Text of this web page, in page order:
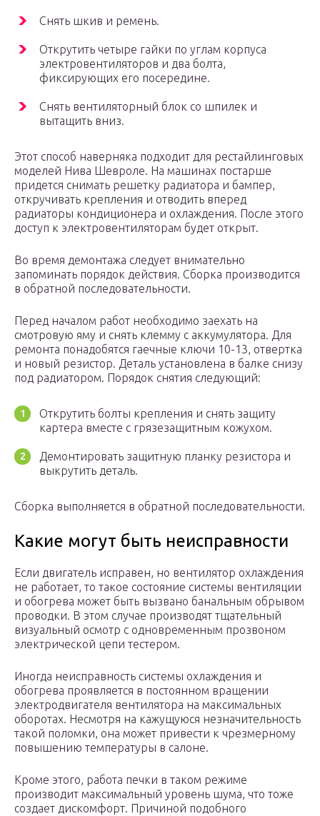
Снять шкив и ремень.
Открутить четыре гайки по углам корпуса
электровентиляторов и два болта,
фиксирующих его посередине.
Снять вентиляторный блок со шпилек и
вытащить вниз.
Этот способ наверняка подходит для рестайлинговых
моделей Нива Шевроле. На машинах постарше
придется снимать решетку радиатора и бампер,
откручивать крепления и отводить вперед
радиаторы кондиционера и охлаждения. После этого
доступ к электровентиляторам будет открыт.
Во время демонтажа следует внимательно
запоминать порядок действия. Сборка производится
в обратной последовательности.
Перед началом работ необходимо заехать на
смотровую яму и снять клемму с аккумулятора. Для
ремонта понадобятся гаечные ключи 10-13, отвертка
и новый резистор. Деталь установлена в балке снизу
под радиатором. Порядок снятия следующий:
Открутить болты крепления и снять защиту
картера вместе с грязезащитным кожухом.
Демонтировать защитную планку резистора и
выкрутить деталь.
Сборка выполняется в обратной последовательности.
Какие могут быть неисправности
Если двигатель исправен, но вентилятор охлаждения
не работает, то такое состояние системы вентиляции
и обогрева может быть вызвано банальным обрывом
проводки. В этом случае производят тщательный
визуальный осмотр с одновременным прозвоном
электрической цепи тестером.
Иногда неисправность системы охлаждения и
обогрева проявляется в постоянном вращении
электродвигателя вентилятора на максимальных
оборотах. Несмотря на кажущуюся незначительность
такой поломки, она может привести к чрезмерному
повышению температуры в салоне.
Кроме этого, работа печки в таком режиме
производит максимальный уровень шума, что тоже
создает дискомфорт. Причиной подобного